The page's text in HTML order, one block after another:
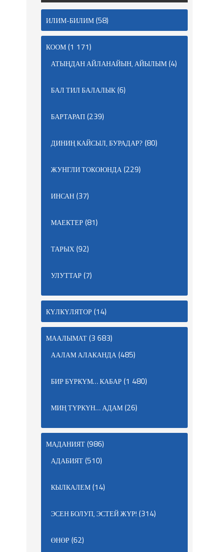
ИЛИМ-БИЛИМ(58)
КООМ(1 171)
АТЫҢДАН АЙЛАНАЙЫН, АЙЫЛЫМ(4)
БАЛ ТИЛ БАЛАЛЫК(6)
БАРТАРАП(239)
ДИНИҢ КАЙСЫЛ, БУРАДАР? (80)
ЖУНГЛИ ТОКОЮНДА(229)
ИНСАН(37)
МАЕКТЕР(81)
ТАРЫХ(92)
УЛУТТАР(7)
КҮЛКҮЛЯТОР(14)
МААЛЫМАТ(3 683)
ААЛАМ АЛАКАНДА(485)
БИР БҮРКҮМ… КАБАР(1 480)
МИҢ ТҮРКҮН… АДАМ(26)
МАДАНИЯТ(986)
АДАБИЯТ(510)
КЫЛКАЛЕМ(14)
ЭСЕН БОЛУП, ЭСТЕЙ ЖҮР! (314)
ӨНӨР(62)